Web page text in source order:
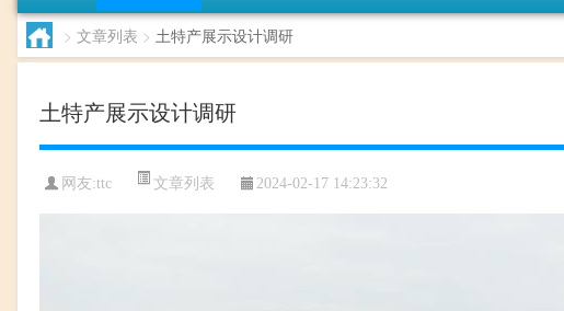
> 文章列表 > 土特产展示设计调研
土特产展示设计调研
网友:ttc 文章列表 2024-02-17 14:23:32